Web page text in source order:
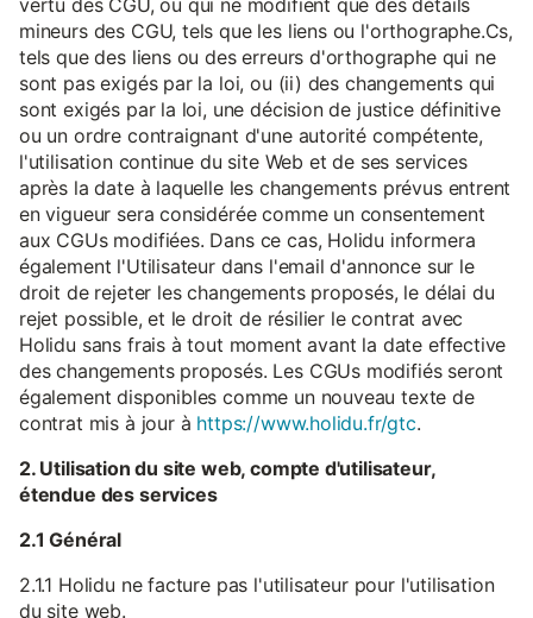
vertu des CGU, ou qui ne modifient que des détails
mineurs des CGU, tels que les liens ou l'orthographe.Cs,
tels que des liens ou des erreurs d'orthographe qui ne
sont pas exigés par la loi, ou (ii) des changements qui
sont exigés par la loi, une décision de justice définitive
ou un ordre contraignant d'une autorité compétente,
l'utilisation continue du site Web et de ses services
après la date à laquelle les changements prévus entrent
en vigueur sera considérée comme un consentement
aux CGUs modifiées. Dans ce cas, Holidu informera
également l'Utilisateur dans l'email d'annonce sur le
droit de rejeter les changements proposés, le délai du
rejet possible, et le droit de résilier le contrat avec
Holidu sans frais à tout moment avant la date effective
des changements proposés. Les CGUs modifiés seront
également disponibles comme un nouveau texte de
contrat mis à jour à https://www.holidu.fr/gtc.
2. Utilisation du site web, compte d'utilisateur,
étendue des services
2.1 Général
2.1.1 Holidu ne facture pas l'utilisateur pour l'utilisation
du site web.